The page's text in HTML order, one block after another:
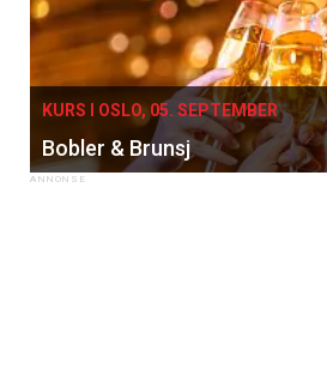
KURS I OSLO, 05. SEPTEMBER
Bobler & Brunsj